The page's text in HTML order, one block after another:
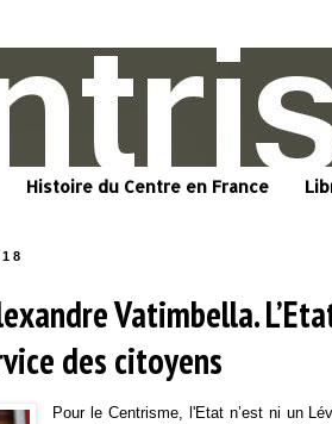
Histoire du Centre en France
Vatimbella.
des citoyens
Pour le Centrisme, l'Etat n’est ni un